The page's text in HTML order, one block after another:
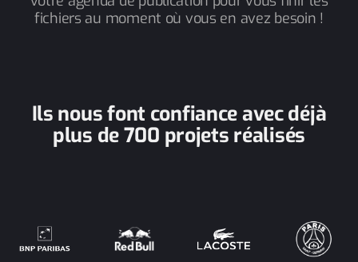
fichiers au moment où vous en avez besoin !
Ils nous font confiance avec déjà
plus de 700 projets réalisés